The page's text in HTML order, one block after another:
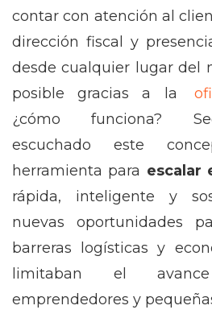
contar con atención al
dirección fiscal y
desde cualquier lugar del
posible gracias a la
¿cómo funciona?
escuchado este
herramienta para escalar
rápida, inteligente y
nuevas oportunidades
barreras logísticas y
limitaban el
emprendedores y